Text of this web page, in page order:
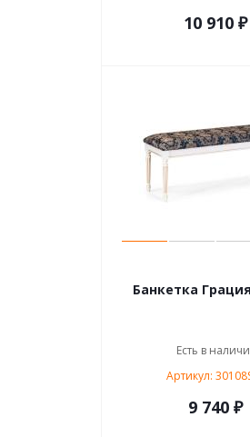
10 910 ₽
Банкетка
Есть в
Артикул:
9 740 ₽